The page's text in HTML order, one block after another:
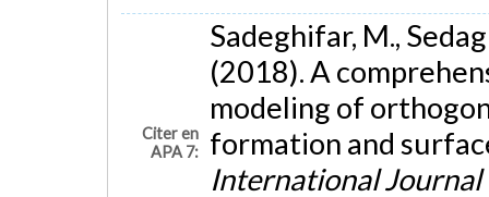
Citer en
APA 7:
Sadeghifar, M.,
(2018). A
modeling of
formation and
International